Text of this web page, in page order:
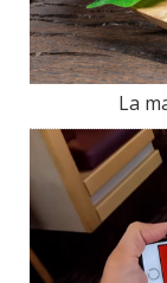
La